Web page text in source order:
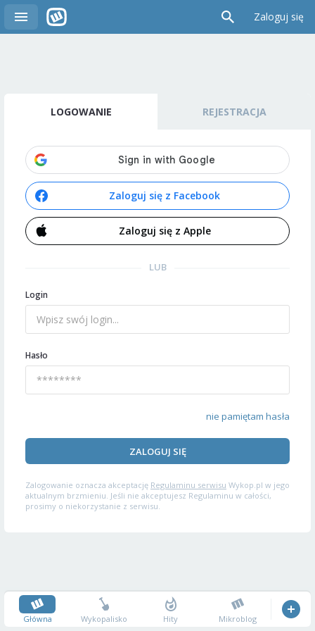
Zaloguj się
LOGOWANIE REJESTRACJA
Zaloguj się z Facebook
Zaloguj się z Apple
LUB
Login
Hasło
nie pamiętam hasła
ZALOGUJ SIĘ
Zalogowanie oznacza akceptację Regulaminu serwisu Wykop.pl w jego
aktualnym brzmieniu. Jeśli nie akceptujesz Regulaminu w całości,
prosimy o niekorzystanie z serwisu.
Główna Wykopalisko Hity Mikroblog